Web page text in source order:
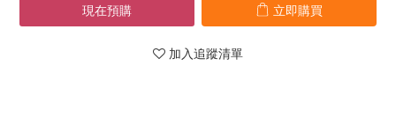
現在預購 立即購買
加入追蹤清單